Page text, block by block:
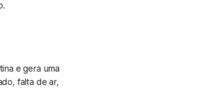
e gera uma
falta de ar,